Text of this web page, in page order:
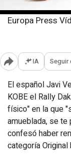
Europa Press
Abrir opciones
IA Seguir
El español Javi
KOBE el Rally
físico" en la que
amueblada, se te
confesó haber
categoría Original